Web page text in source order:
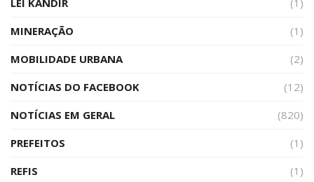
LEI KANDIR
(1)
MINERAÇÃO
(1)
MOBILIDADE URBANA
(2)
NOTÍCIAS DO FACEBOOK
(12)
NOTÍCIAS EM GERAL
(820)
PREFEITOS
(1)
REFIS
(1)